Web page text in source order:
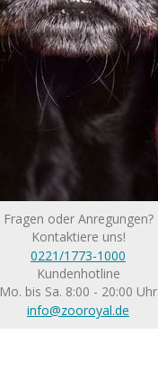
Fragen oder Anregungen?
Kontaktiere uns!
0221/1773-1000
Kundenhotline
Mo. bis Sa. 8:00 - 20:00 Uhr
info@zooroyal.de